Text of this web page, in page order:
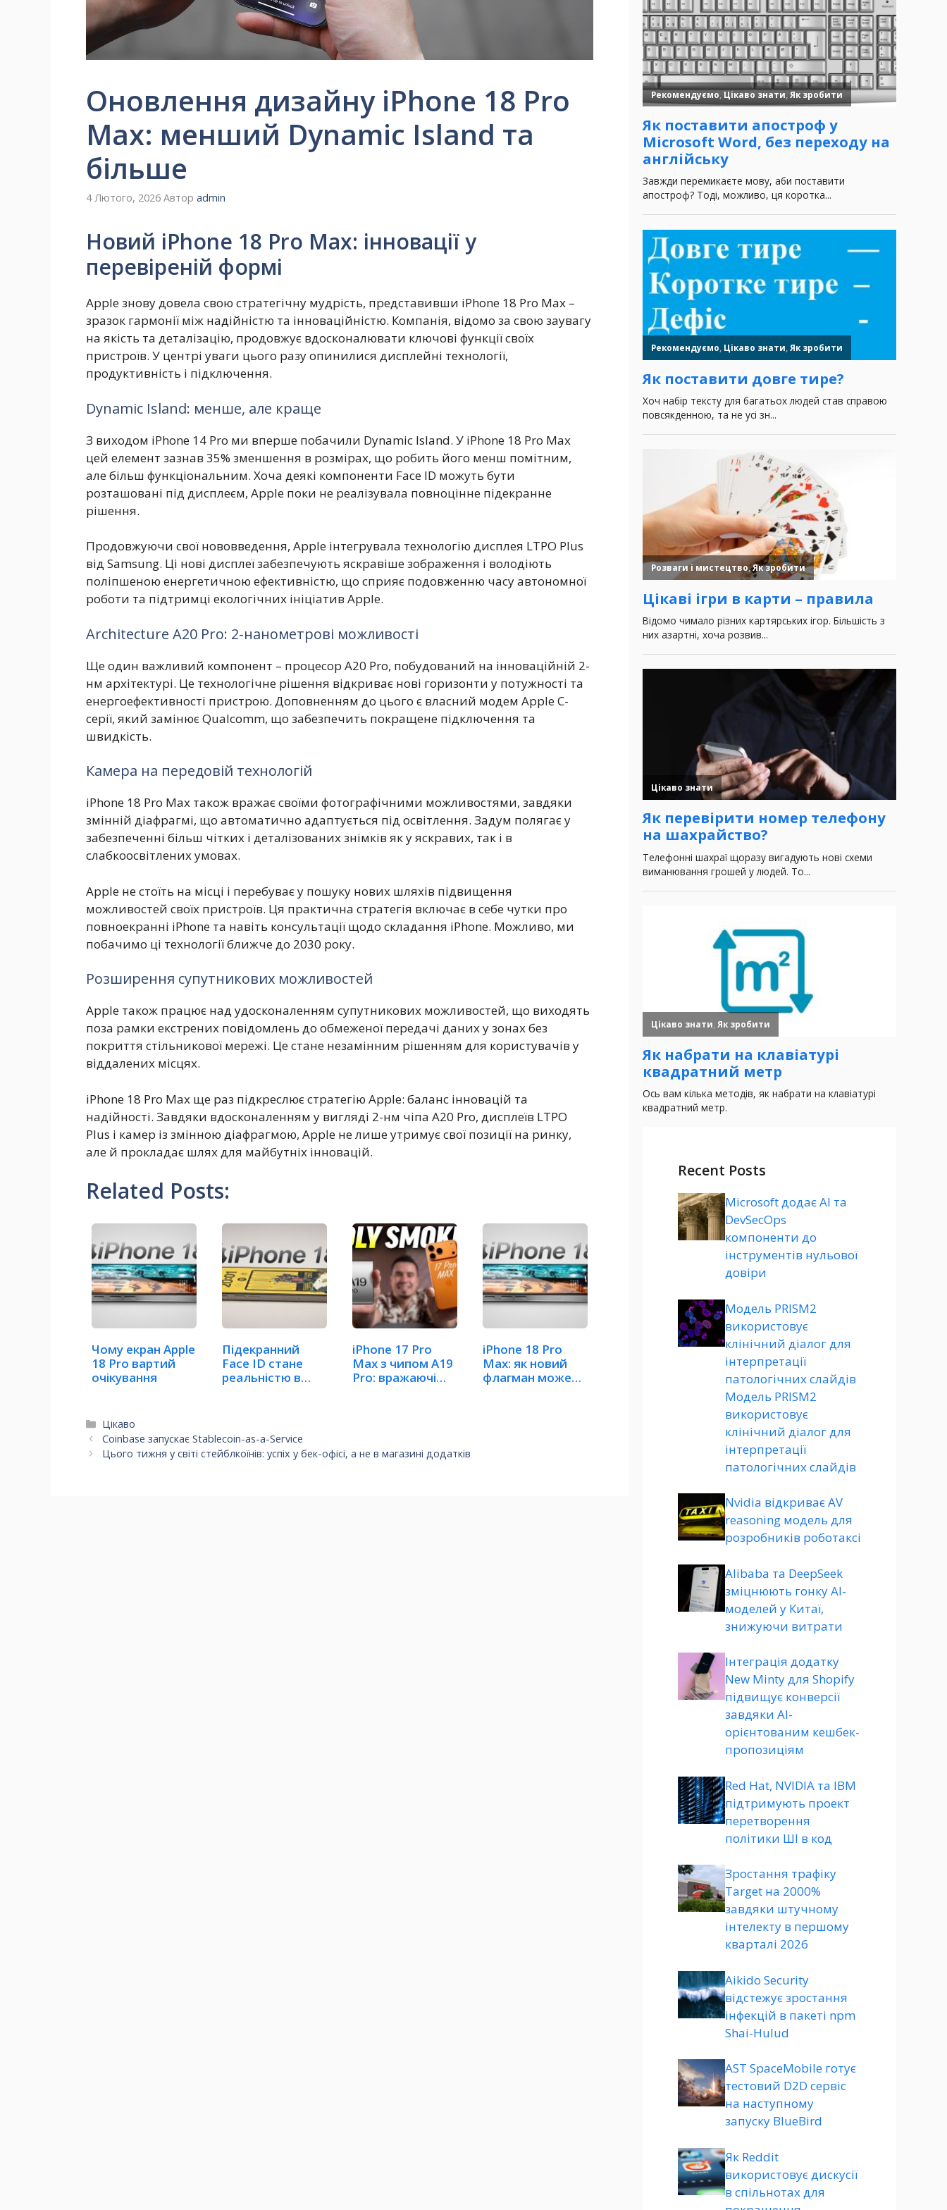
Оновлення дизайну iPhone 18 Pro
Max: менший Dynamic Island та
більше
4 Лютого, 2026 Автор admin
Новий iPhone 18 Pro Max: інновації у
перевіреній формі
Apple знову довела свою стратегічну мудрість, представивши iPhone 18 Pro Max –
зразок гармонії між надійністю та інноваційністю. Компанія, відомо за свою заувагу
на якість та деталізацію, продовжує вдосконалювати ключові функції своїх
пристроїв. У центрі уваги цього разу опинилися дисплейні технології,
продуктивність і підключення.
Dynamic Island: менше, але краще
З виходом iPhone 14 Pro ми вперше побачили Dynamic Island. У iPhone 18 Pro Max
цей елемент зазнав 35% зменшення в розмірах, що робить його менш помітним,
але більш функціональним. Хоча деякі компоненти Face ID можуть бути
розташовані під дисплеєм, Apple поки не реалізувала повноцінне підекранне
рішення.
Продовжуючи свої нововведення, Apple інтегрувала технологію дисплея LTPO Plus
від Samsung. Ці нові дисплеї забезпечують яскравіше зображення і володіють
поліпшеною енергетичною ефективністю, що сприяє подовженню часу автономної
роботи та підтримці екологічних ініціатив Apple.
Аrchitecture A20 Pro: 2-нанометрові можливості
Ще один важливий компонент – процесор A20 Pro, побудований на інноваційній 2-
нм архітектурі. Це технологічне рішення відкриває нові горизонти у потужності та
енергоефективності пристрою. Доповненням до цього є власний модем Apple C-
серії, який замінює Qualcomm, що забезпечить покращене підключення та
швидкість.
Камера на передовій технологій
iPhone 18 Pro Max також вражає своїми фотографічними можливостями, завдяки
змінній діафрагмі, що автоматично адаптується під освітлення. Задум полягає у
забезпеченні більш чітких і деталізованих знімків як у яскравих, так і в
слабкоосвітлених умовах.
Apple не стоїть на місці і перебуває у пошуку нових шляхів підвищення
можливостей своїх пристроїв. Ця практична стратегія включає в себе чутки про
повноекранні iPhone та навіть консультації щодо складання iPhone. Можливо, ми
побачимо ці технології ближче до 2030 року.
Розширення супутникових можливостей
Apple також працює над удосконаленням супутникових можливостей, що виходять
поза рамки екстрених повідомлень до обмеженої передачі даних у зонах без
покриття стільникової мережі. Це стане незамінним рішенням для користувачів у
віддалених місцях.
iPhone 18 Pro Max ще раз підкреслює стратегію Apple: баланс інновацій та
надійності. Завдяки вдосконаленням у вигляді 2-нм чіпа A20 Pro, дисплеїв LTPO
Plus і камер із змінною діафрагмою, Apple не лише утримує свої позиції на ринку,
але й прокладає шлях для майбутніх інновацій.
Related Posts:
Чому екран Apple
18 Pro вартий
очікування
Підекранний
Face ID стане
реальністю в
iPhone 17 Pro
Max з чипом A19
Pro: вражаючі
iPhone 18 Pro
Max: як новий
флагман може
Категорії
Цікаво
Coinbase запускає Stablecoin-as-a-Service
Цього тижня у світі стейблкоїнів: успіх у бек-офісі, а не в магазині додатків
Recent Posts
Microsoft додає AI та
DevSecOps
компоненти до
інструментів нульової
довіри
Модель PRISM2
використовує
клінічний діалог для
інтерпретації
патологічних слайдів
Модель PRISM2
використовує
клінічний діалог для
інтерпретації
патологічних слайдів
Nvidia відкриває AV
reasoning модель для
розробників роботаксі
Alibaba та DeepSeek
зміцнюють гонку AI-
моделей у Китаї,
знижуючи витрати
Інтеграція додатку
New Minty для Shopify
підвищує конверсії
завдяки AI-
орієнтованим кешбек-
пропозиціям
Red Hat, NVIDIA та IBM
підтримують проект
перетворення
політики ШІ в код
Зростання трафіку
Target на 2000%
завдяки штучному
інтелекту в першому
кварталі 2026
Aikido Security
відстежує зростання
інфекцій в пакеті npm
Shai-Hulud
AST SpaceMobile готує
тестовий D2D сервіс
на наступному
запуску BlueBird
Як Reddit
використовує дискусії
в спільнотах для